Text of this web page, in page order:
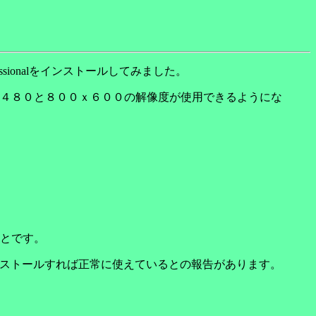
をインストールしてみました。
８０と８００ｘ６００の解像度が使用できるようにな
です。
トールすれば正常に使えているとの報告があります。